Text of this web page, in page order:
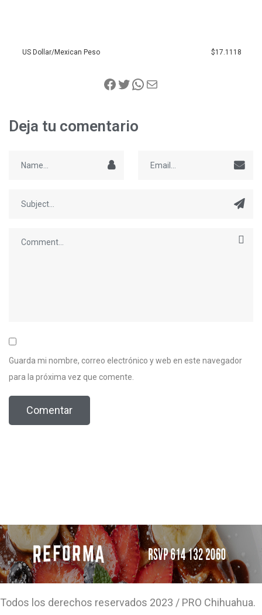
US Dollar/Mexican Peso $17.1118
Deja tu comentario
Guarda mi nombre, correo electrónico y web en este navegador
para la próxima vez que comente.
Todos los derechos reservados 2023 / PRO Chihuahua.